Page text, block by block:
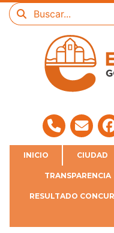
INICIO CIUDAD
TRANSPARENCIA
RESULTADO